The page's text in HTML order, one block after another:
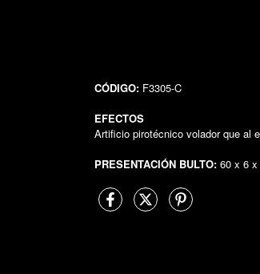
CÓDIGO: F3305-C
EFECTOS
Artificio pirotécnico volador que al
PRESENTACIÓN BULTO: 60 x 6 x